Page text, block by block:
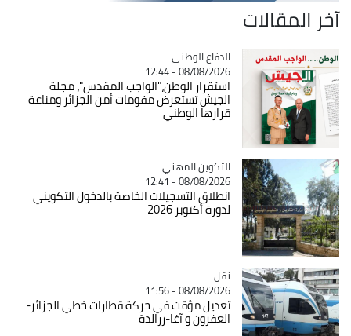
آخر المقالات
Catégorie
الدفاع الوطني
08/08/2026 - 12:44
استقرار الوطن،"الواجب المقدس"، مجلة
الجيش تستعرض مقومات أمن الجزائر ومناعة
قرارها الوطني
Catégorie
التكوين المهني
08/08/2026 - 12:41
انطلاق التسجيلات الخاصة بالدخول التكويني
لدورة أكتوبر 2026
Catégorie
نقل
08/08/2026 - 11:56
تعديل مؤقت في حركة قطارات خطي الجزائر-
العفرون و آغا-زرالدة